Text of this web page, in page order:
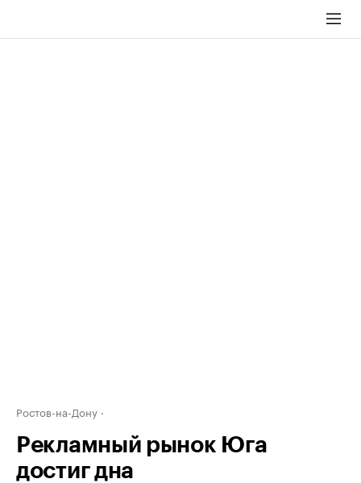
Ростов-на-Дону
Рекламный рынок Юга
достиг дна